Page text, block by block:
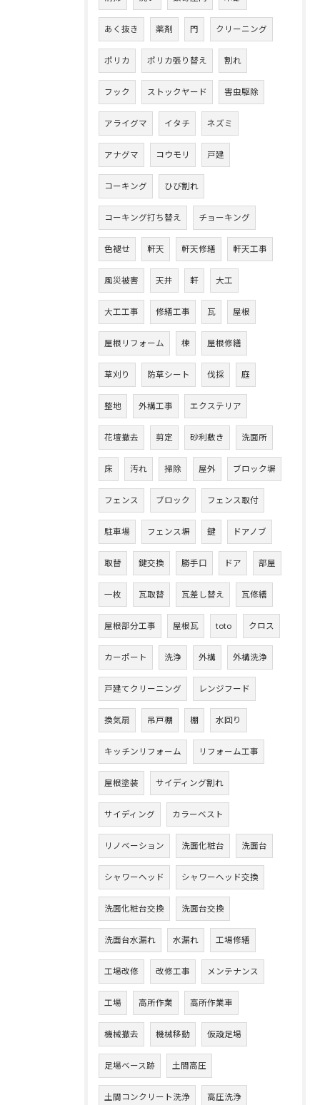
あく抜き 薬剤 門 クリーニング
ポリカ ポリカ張り替え 割れ
フック ストックヤード 害虫駆除
アライグマ イタチ ネズミ
アナグマ コウモリ 戸建
コーキング ひび割れ
コーキング打ち替え チョーキング
色褪せ 軒天 軒天修繕 軒天工事
風災被害 天井 軒 大工
大工工事 修繕工事 瓦 屋根
屋根リフォーム 棟 屋根修繕
草刈り 防草シート 伐採 庭
整地 外構工事 エクステリア
花壇撤去 剪定 砂利敷き 洗面所
床 汚れ 掃除 屋外 ブロック塀
フェンス ブロック フェンス取付
駐車場 フェンス塀 鍵 ドアノブ
取替 鍵交換 勝手口 ドア 部屋
一枚 瓦取替 瓦差し替え 瓦修繕
屋根部分工事 屋根瓦 toto クロス
カーポート 洗浄 外構 外構洗浄
戸建てクリーニング レンジフード
換気扇 吊戸棚 棚 水回り
キッチンリフォーム リフォーム工事
屋根塗装 サイディング割れ
サイディング カラーベスト
リノベーション 洗面化粧台 洗面台
シャワーヘッド シャワーヘッド交換
洗面化粧台交換 洗面台交換
洗面台水漏れ 水漏れ 工場修繕
工場改修 改修工事 メンテナンス
工場 高所作業 高所作業車
機械撤去 機械移動 仮設足場
足場ベース跡 土間高圧
土間コンクリート洗浄 高圧洗浄